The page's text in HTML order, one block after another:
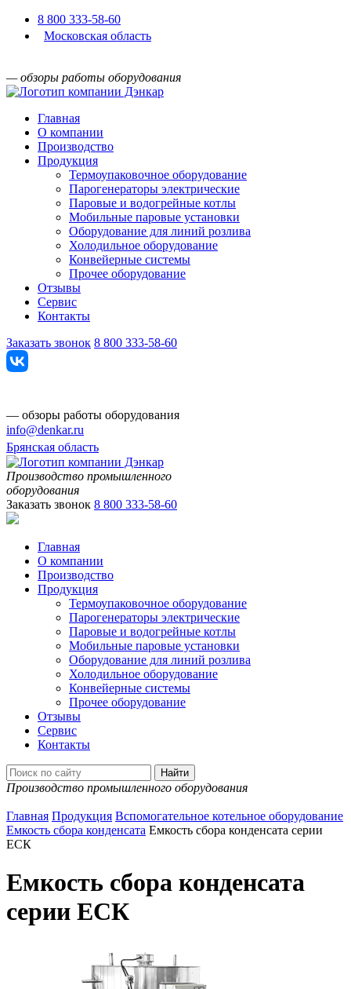
8 800 333-58-60
Московская область
— обзоры работы оборудования
Главная
О компании
Производство
Продукция
Термоупаковочное оборудование
Парогенераторы электрические
Паровые и водогрейные котлы
Мобильные паровые установки
Оборудование для линий розлива
Холодильное оборудование
Конвейерные системы
Прочее оборудование
Отзывы
Сервис
Контакты
Заказать звонок 8 800 333-58-60
— обзоры работы оборудования
info@denkar.ru
Брянская область
Производство промышленного
оборудования
Заказать звонок 8 800 333-58-60
Главная
О компании
Производство
Продукция
Термоупаковочное оборудование
Парогенераторы электрические
Паровые и водогрейные котлы
Мобильные паровые установки
Оборудование для линий розлива
Холодильное оборудование
Конвейерные системы
Прочее оборудование
Отзывы
Сервис
Контакты
Производство промышленного оборудования
Главная Продукция Вспомогательное котельное оборудование
Емкость сбора конденсата Емкость сбора конденсата серии
ЕСК
Емкость сбора конденсата
серии ЕСК